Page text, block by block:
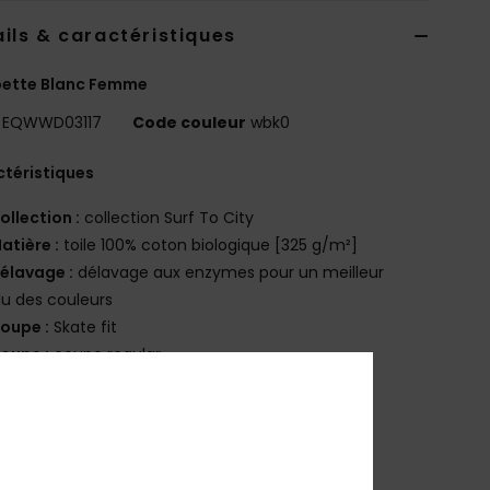
& caractéristiques
Blanc Femme
EQWWD03117 Code couleur wbk0
: collection Surf To City
: toile 100% coton biologique [325 g/m²]
: délavage aux enzymes pour un meilleur
des couleurs
: Skate fit
:coupe regular